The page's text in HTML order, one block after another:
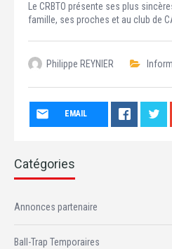
Le CRBTO présente ses plus
famille, ses proches et au club de
Philippe REYNIER
EMAIL
Catégories
Annonces partenaire
Ball-Trap Temporaires